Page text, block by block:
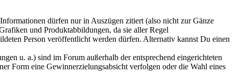
dürfen nur in Auszügen zitiert (also nicht zur Gänze
und Produktabbildungen, da sie aller Regel
Person veröffentlicht werden dürfen. Alternativ kannst Du einen
u. a.) sind im Forum außerhalb der entsprechend eingerichteten
Form eine Gewinnerzielungsabsicht verfolgen oder die Wahl eines